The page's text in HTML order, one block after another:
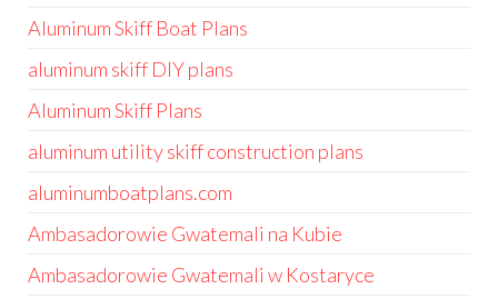
Aluminum Skiff Boat Plans
aluminum skiff DIY plans
Aluminum Skiff Plans
aluminum utility skiff construction plans
aluminumboatplans.com
Ambasadorowie Gwatemali na Kubie
Ambasadorowie Gwatemali w Kostaryce